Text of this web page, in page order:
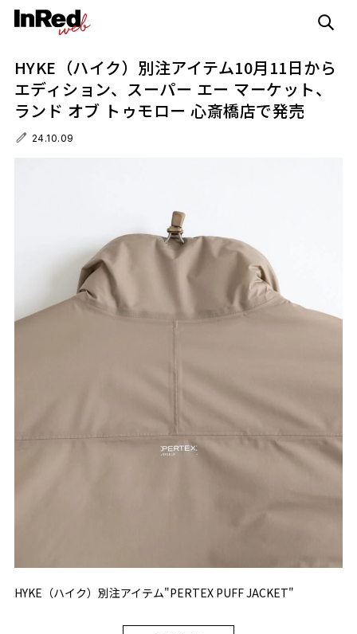
HYKE（ハイク）別注アイテム10月11日から
エディション、スーパー エー マーケット、
ランド オブ トゥモロー 心斎橋店で発売
24.10.09
HYKE（ハイク）別注アイテム"PERTEX PUFF JACKET"